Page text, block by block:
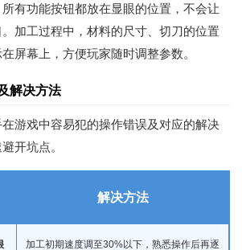
有功能按钮都放在显眼的位置，不会让
加工过程中，材料的尺寸、切刀的位置
屏幕上，方便玩家随时调整参数。
解决方法
游戏中容易犯的操作错误及对应的解决
开坑点。
解决方法
加工初期速度调至30%以下，熟悉操作后再逐